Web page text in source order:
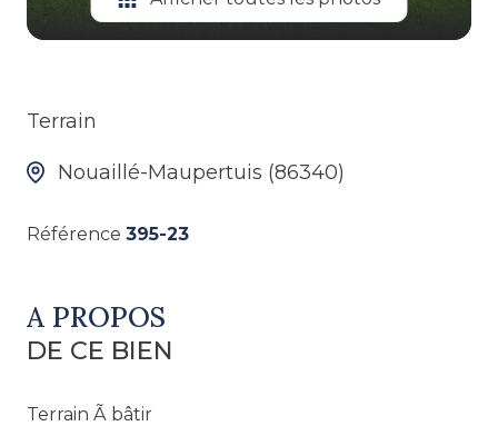
Terrain
Nouaillé-Maupertuis (86340)
Référence 395-23
A PROPOS
DE CE BIEN
Terrain Ã bâtir